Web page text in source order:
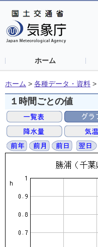
ホーム
ホーム > 各種データ・資料 >
１時間ごとの値